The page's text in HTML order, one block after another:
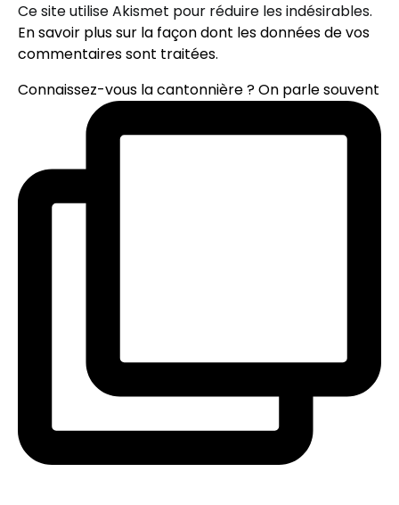
Ce site utilise Akismet pour réduire les indésirables.
En savoir plus sur la façon dont les données de vos
commentaires sont traitées.
Connaissez-vous la cantonnière ? On parle souvent